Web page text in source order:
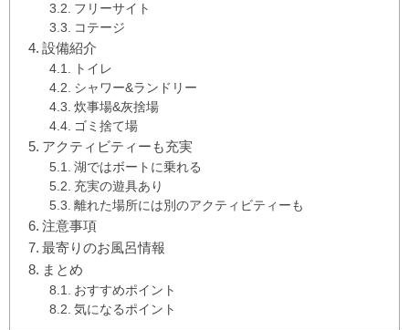
フリーサイト
コテージ
設備紹介
トイレ
シャワー&ランドリー
炊事場&灰捨場
ゴミ捨て場
アクティビティーも充実
湖ではボートに乗れる
充実の遊具あり
離れた場所には別のアクティビティーも
注意事項
最寄りのお風呂情報
まとめ
おすすめポイント
気になるポイント